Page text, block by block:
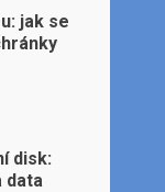
jak se
disk:
data